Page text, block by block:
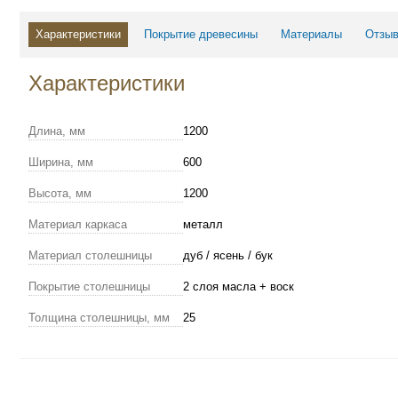
Характеристики Покрытие древесины Материалы
Характеристики
Длина, мм 1200
Ширина, мм 600
Высота, мм 1200
Материал каркаса металл
Материал столешницы дуб / ясень / бук
Покрытие столешницы 2 слоя масла + воск
Толщина столешницы, мм 25